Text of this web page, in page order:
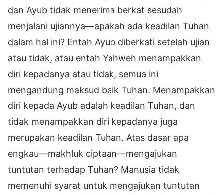
dan Ayub tidak menerima berkat sesudah
menjalani ujiannya—apakah ada keadilan Tuhan
dalam hal ini? Entah Ayub diberkati setelah ujian
atau tidak, atau entah Yahweh menampakkan
diri kepadanya atau tidak, semua ini
mengandung maksud baik Tuhan. Menampakkan
diri kepada Ayub adalah keadilan Tuhan, dan
tidak menampakkan diri kepadanya juga
merupakan keadilan Tuhan. Atas dasar apa
engkau—makhluk ciptaan—mengajukan
tuntutan terhadap Tuhan? Manusia tidak
memenuhi syarat untuk mengajukan tuntutan